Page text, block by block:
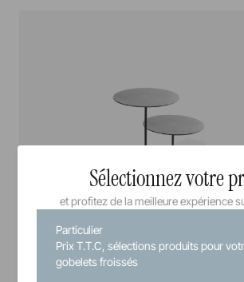
Sélectionnez votre
et profitez de la meilleure expérience
Particulier
Prix T.T.C, sélections produits pour
gobelets froissés